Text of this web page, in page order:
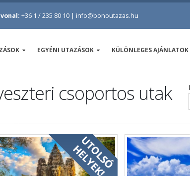
+36 1 / 235 80 10 | info@bonoutazas.hu
EGYÉNI UTAZÁSOK KÜLÖNLEGES AJÁNLATOK
csoportos utak